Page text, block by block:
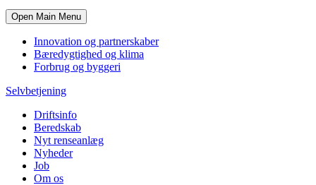
Open Main Menu
Innovation og partnerskaber
Bæredygtighed og klima
Forbrug og byggeri
Selvbetjening
Driftsinfo
Beredskab
Nyt renseanlæg
Nyheder
Job
Om os